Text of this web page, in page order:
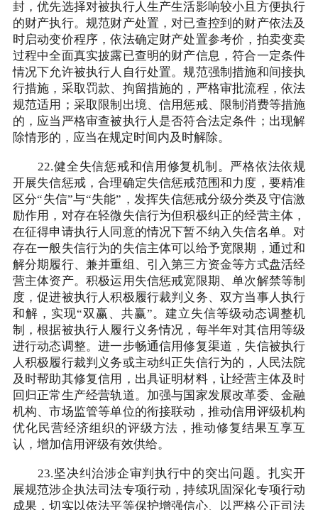
封，优先选择对被执行人生产生活影响较小且方便执行
的财产执行。规范财产处置，对已查控到的财产依法及
时启动变价程序，依法确定财产处置参考价，拍卖变卖
过程中全面真实披露已查明的财产信息，符合一定条件
情况下允许被执行人自行处置。规范强制措施和间接执
行措施，采取罚款、拘留措施的，严格审批流程，依法
规范适用；采取限制出境、信用惩戒、限制消费等措施
的，应当严格审查被执行人是否符合法定条件；出现解
除情形的，应当在规定时间内及时解除。
22.健全失信惩戒和信用修复机制。严格依法依规
开展失信惩戒，合理确定失信惩戒范围和力度，要精准
区分“失信”与“失能”，发挥失信惩戒分级分类及守信激
励作用，对存在轻微失信行为但积极纠正的经营主体，
在征得申请执行人同意的情况下暂不纳入失信名单。对
存在一般失信行为的失信主体可以给予宽限期，通过和
解分期履行、兼并重组、引入第三方资金等方式盘活经
营主体资产。积极运用失信惩戒宽限期、单次解禁等制
度，促进被执行人积极履行裁判义务、双方当事人执行
和解，实现“双赢、共赢”。建立失信等级动态调整机
制，根据被执行人履行义务情况，每半年对其信用等级
进行动态调整。进一步畅通信用修复渠道，失信被执行
人积极履行裁判义务或主动纠正失信行为的，人民法院
及时帮助其修复信用，出具证明材料，让经营主体及时
回归正常生产经营轨道。加强与国家发展改革委、金融
机构、市场监管等单位的衔接联动，推动信用评级机构
优化民营经济组织的评级方法，推动修复结果互享互
认，增加信用评级有效供给。
23.坚决纠治涉企审判执行中的突出问题。扎实开
展规范涉企执法司法专项行动，持续巩固深化专项行动
成果，切实以依法平等保护增强信心、以严格公正司法